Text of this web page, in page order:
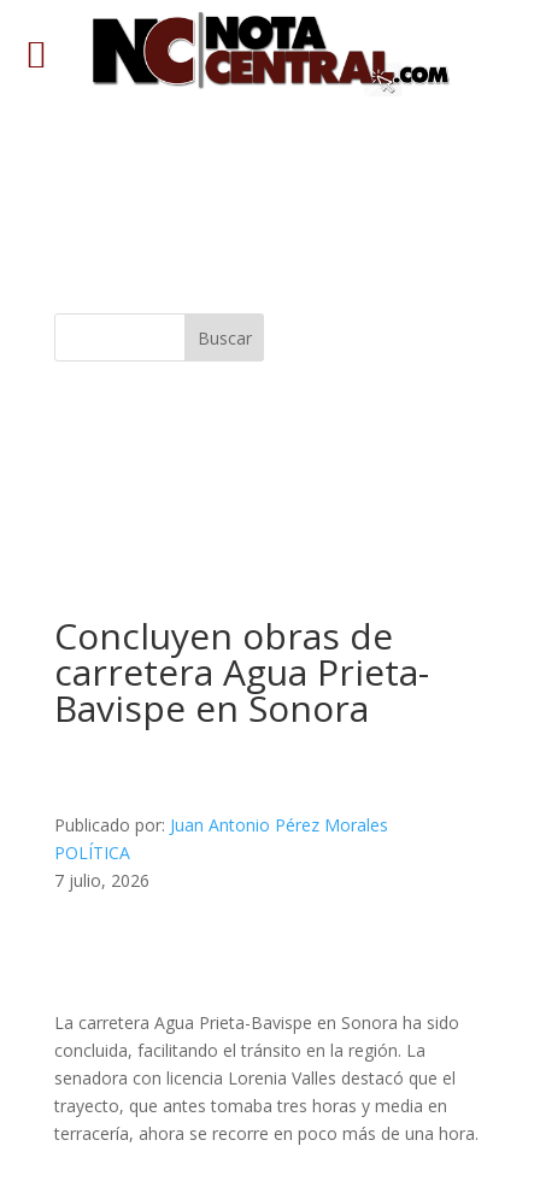
Buscar
Concluyen obras de
carretera Agua Prieta-
Bavispe en Sonora
Publicado por: Juan Antonio Pérez Morales
POLÍTICA
7 julio, 2026
La carretera Agua Prieta-Bavispe en Sonora ha sido
concluida, facilitando el tránsito en la región. La
senadora con licencia Lorenia Valles destacó que el
trayecto, que antes tomaba tres horas y media en
terracería, ahora se recorre en poco más de una hora.